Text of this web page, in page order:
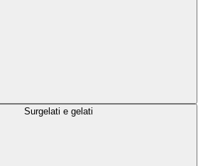
Surgelati e gelati